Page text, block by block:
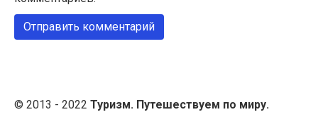
© 2013 - 2022 Туризм. Путешествуем по миру.